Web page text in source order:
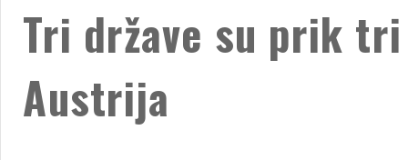
Tri države su prik
Austrija